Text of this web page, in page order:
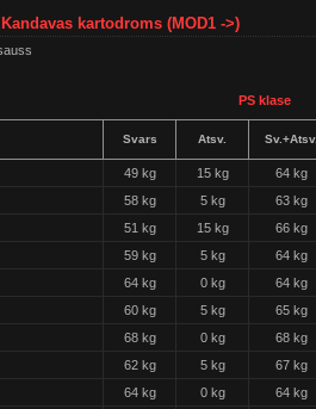
kartodroms (MOD1 ->)
PS klase
Svars Atsv.
49 kg 15 kg
64 kg
58 kg 5 kg
63 kg
51 kg 15 kg
66 kg
59 kg 5 kg
64 kg
64 kg 0 kg
64 kg
60 kg 5 kg
65 kg
68 kg 0 kg
68 kg
62 kg 5 kg
67 kg
64 kg 0 kg
64 kg